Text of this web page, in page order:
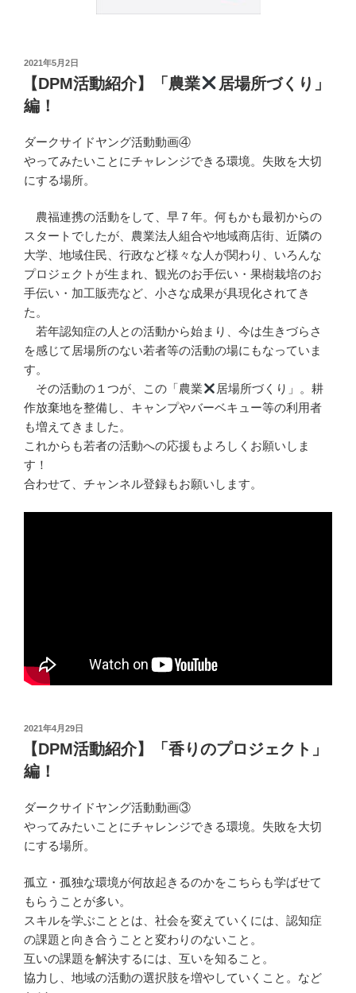
投
日:
2021年5月2日
【DPM活動紹介】「農業
居場所づくり」
編！
ダークサイドヤング活動動画④
やってみたいことにチャレンジできる環境。失敗を大切
にする場所。
農福連携の活動をして、早７年。何もかも最初からの
スタートでしたが、農業法人組合や地域商店街、近隣の
大学、地域住民、行政など様々な人が関わり、いろんな
プロジェクトが生まれ、観光のお手伝い・果樹栽培のお
手伝い・加工販売など、小さな成果が具現化されてき
た。
若年認知症の人との活動から始まり、今は生きづらさ
を感じて居場所のない若者等の活動の場にもなっていま
す。
その活動の１つが、この「農業
居場所づくり」。耕
作放棄地を整備し、キャンプやバーベキュー等の利用者
も増えてきました。
これからも若者の活動への応援もよろしくお願いしま
す！
合わせて、チャンネル登録もお願いします。
投
日:
2021年4月29日
【DPM活動紹介】「香りのプロジェクト」
編！
ダークサイドヤング活動動画③
やってみたいことにチャレンジできる環境。失敗を大切
にする場所。
孤立・孤独な環境が何故起きるのかをこちらも学ばせて
もらうことが多い。
スキルを学ぶこととは、社会を変えていくには、認知症
の課題と向き合うことと変わりのないこと。
互いの課題を解決するには、互いを知ること。
協力し、地域の活動の選択肢を増やしていくこと。など